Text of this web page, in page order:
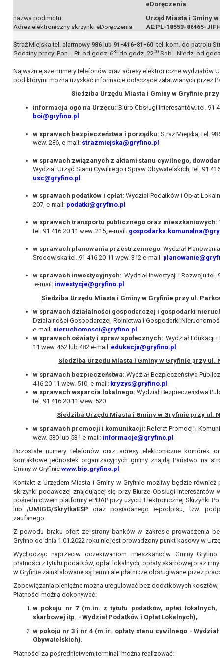
eDoręczenia
nazwa podmiotu
Adres elektroniczny skrzynki eDoręczenia
Urząd Miasta i Gminy
AE:PL-18553-86465-
Straż Miejska tel. alarmowy 986lub 91-416-81-60 tel. kom. do patrolu
Godziny pracy: Pon. - Pt. od godz. 630do godz. 2200Sob.- Niedz. od
Najważniejsze numery telefonów oraz adresy elektroniczne wydziałów
pod którymi można uzyskać informacje dotyczące załatwianych przez
Siedziba Urzędu Miasta i Gminy w Gryfinie przy
informacja ogólna Urzędu: Biuro Obsługi Interesantów, tel. 91
boi@gryfino.pl
w sprawach bezpieczeństwa i porządku: Straż Miejska, tel.
wew. 286, e-mail: strazmiejska@gryfino.pl
w sprawach związanych z aktami stanu cywilnego,
Wydział Urząd Stanu Cywilnego i Spraw Obywatelskich, tel. 91
usc@gryfino.pl
w sprawach podatków i opłat: Wydział Podatków i Opłat
207, e-mail: podatki@gryfino.pl
w sprawach transportu publicznego oraz mieszkaniowych:
tel. 91 416 20 11 wew. 215, e-mail:
w sprawach planowania przestrzennego: Wydział
Środowiska tel. 91 416 20 11 wew. 312 e-mail:
w sprawach inwestycyjnych: Wydział Inwestycji i Rozwoju tel.
e-mail: inwestycje@gryfino.pl
Siedziba Urzędu Miasta i Gminy w Gryfinie przy ul.
w sprawach działalności gospodarczej i gospodarki
Działalności Gospodarczej, Rolnictwa i Gospodarki
e-mail: nieruchomosci@gryfino.pl
w sprawach oświaty i spraw społecznych: Wydział Edukacji i
11 wew. 462 lub 482 e-mail: edukacja@gryfino.pl
Siedziba Urzędu Miasta i Gminy w Gryfinie przy ul.
w sprawach bezpieczeństwa: Wydział Bezpieczeństwa
416 20 11 wew. 510, e-mail: kryzys@gryfino.pl
w sprawach wsparcia lokalnego: Wydział Bezpieczeństwa
tel. 91 416 20 11 wew. 520
Siedziba Urzędu Miasta i Gminy w Gryfinie przy ul.
w sprawach promocji i komunikacji: Referat Promocji i
wew. 530 lub 531 e-mail: informacje@gryfino.pl
Pozostałe numery telefonów oraz adresy elektroniczne komórek
kontaktowe jednostek organizacyjnych gminy znajdą Państwo na
Gminy w Gryfinie www.bip.gryfino.pl
Kontakt z Urzędem Miasta i Gminy w Gryfinie możliwy będzie
skrzynki podawczej znajdującej się przy Biurze Obsługi Interesantów
pośrednictwem platformy ePUAP przy użyciu Elektronicznej Skrzynki
lub /UMIGG/SkrytkaESP oraz posiadanego e-podpisu, tzw.
zaufanego.
Z powodu braku ofert ze strony banków w zakresie prowadzenia
Gryfino od dnia 1.01.2022 roku nie jest prowadzony punkt kasowy w
Wychodząc naprzeciw oczekiwaniom mieszkańców Gminy
płatności z tytułu podatków, opłat lokalnych, opłaty skarbowej oraz
w Gryfinie zainstalowane są terminale płatnicze obsługiwane przez
Zobowiązania pieniężne można uregulować bez dodatkowych kosztów,
Płatności można dokonywać:
w pokoju nr 7 (m.in. z tytułu podatków, opłat lokalnych,
skarbowej itp. - Wydział Podatków i Opłat Lokalnych),
w pokoju nr 3 i nr 4 (m.in. opłaty stanu cywilnego -
Obywatelskich).
Płatności za pośrednictwem terminali można realizować: